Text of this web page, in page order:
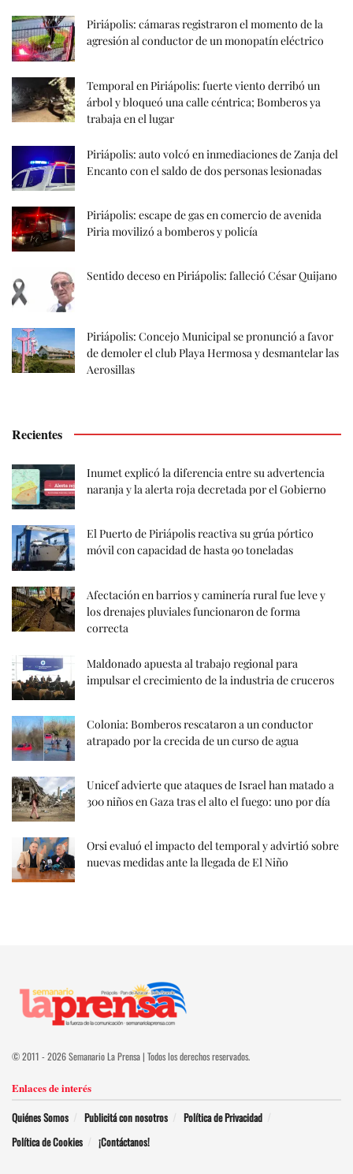
Piriápolis: cámaras registraron el momento de la
agresión al conductor de un monopatín eléctrico
Temporal en Piriápolis: fuerte viento derribó un
árbol y bloqueó una calle céntrica; Bomberos ya
trabaja en el lugar
Piriápolis: auto volcó en inmediaciones de Zanja del
Encanto con el saldo de dos personas lesionadas
Piriápolis: escape de gas en comercio de avenida
Piria movilizó a bomberos y policía
Sentido deceso en Piriápolis: falleció César Quijano
Piriápolis: Concejo Municipal se pronunció a favor
de demoler el club Playa Hermosa y desmantelar las
Aerosillas
Recientes
Inumet explicó la diferencia entre su advertencia
naranja y la alerta roja decretada por el Gobierno
El Puerto de Piriápolis reactiva su grúa pórtico
móvil con capacidad de hasta 90 toneladas
Afectación en barrios y caminería rural fue leve y
los drenajes pluviales funcionaron de forma
correcta
Maldonado apuesta al trabajo regional para
impulsar el crecimiento de la industria de cruceros
Colonia: Bomberos rescataron a un conductor
atrapado por la crecida de un curso de agua
Unicef advierte que ataques de Israel han matado a
300 niños en Gaza tras el alto el fuego: uno por día
Orsi evaluó el impacto del temporal y advirtió sobre
nuevas medidas ante la llegada de El Niño
© 2011 - 2026 Semanario La Prensa | Todos los derechos reservados.
Enlaces de interés
Quiénes Somos Publicitá con nosotros
Política de Privacidad
Política de Cookies
¡Contáctanos!